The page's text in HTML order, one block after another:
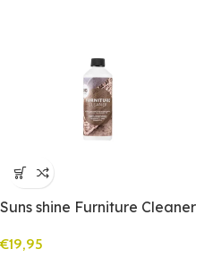
Suns shine Furniture Cleaner
€19,95